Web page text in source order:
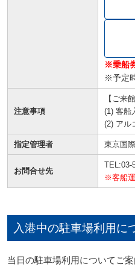
※乗船
※予定
注意事項
【ご来
(1) 客船
(2) アル
指定管理者 東京国
お問合せ先
TEL:03-
※客船
入港中の駐車場利用に
当日の駐車場利用についてご案